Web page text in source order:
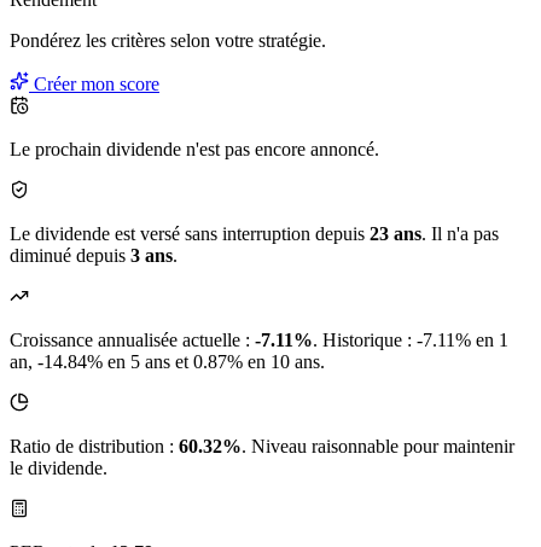
Pondérez les critères selon votre stratégie.
Créer mon score
Le prochain dividende n'est pas encore annoncé.
Le dividende est versé sans interruption depuis 23 ans. Il n'a pas
diminué depuis 3 ans.
Croissance annualisée actuelle : -7.11%. Historique : -7.11% en 1
an, -14.84% en 5 ans et 0.87% en 10 ans.
Ratio de distribution : 60.32%. Niveau raisonnable pour maintenir
le dividende.